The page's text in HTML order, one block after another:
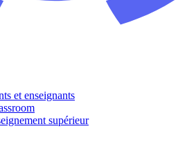
et enseignants
supérieur